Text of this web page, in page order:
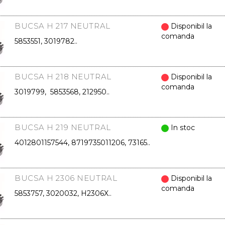
BUCSA H 217 NEUTRAL
5853551, 3019782..
Disponibil la
comanda
BUCSA H 218 NEUTRAL
3019799, 5853568, 212950..
Disponibil la
comanda
BUCSA H 219 NEUTRAL
4012801157544, 8719735011206, 73165..
In stoc
BUCSA H 2306 NEUTRAL
5853757, 3020032, H2306X..
Disponibil la
comanda